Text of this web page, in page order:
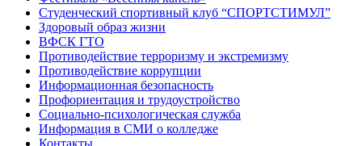
Студенческий спортивный клуб “СПОРТСТИМУЛ”
Здоровый образ жизни
ВФСК ГТО
Противодействие терроризму и экстремизму
Противодействие коррупции
Информационная безопасность
Профориентация и трудоустройство
Социально-психологическая служба
Информация в СМИ о колледже
Контакты